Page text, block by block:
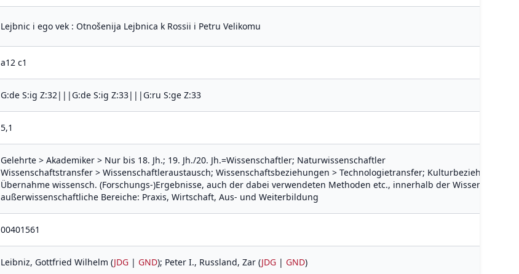
Lejbnic i ego vek : Otnošenija Lejbnica k Rossii i Petru Velikomu
a12 c1
G:de S:ig Z:32|||G:de S:ig Z:33|||G:ru S:ge Z:33
5,1
Gelehrte > Akademiker > Nur bis 18. Jh.; 19. Jh./20. Jh.=Wissenschaftler; Naturwissenschaftler
Wissenschaftstransfer > Wissenschaftleraustausch; Wissenschaftsbeziehungen > Technologietransfer; Kulturbeziehungen;
Übernahme wissensch. (Forschungs-)Ergebnisse, auch der dabei verwendeten Methoden etc., innerhalb der Wissenschaft
außerwissenschaftliche Bereiche: Praxis, Wirtschaft, Aus- und Weiterbildung
00401561
Leibniz, Gottfried Wilhelm (JDG | GND); Peter I., Russland, Zar (JDG | GND)